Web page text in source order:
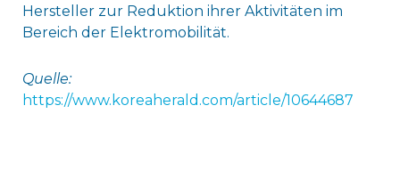
Hersteller zur Reduktion ihrer Aktivitäten im
Bereich der Elektromobilität.
Quelle:
https://www.koreaherald.com/article/10644687